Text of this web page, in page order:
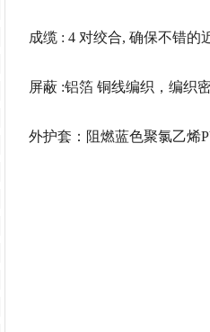
成缆 : 4 对绞合, 确保不错的
屏蔽 :铝箔 铜线编织，编织
外护套：阻燃蓝色聚氯乙烯